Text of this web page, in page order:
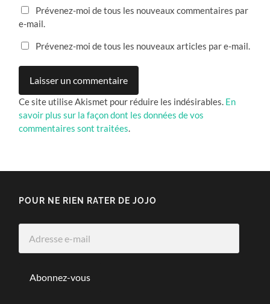
Prévenez-moi de tous les nouveaux commentaires par
e-mail.
Prévenez-moi de tous les nouveaux articles par e-mail.
Ce site utilise Akismet pour réduire les indésirables. En
savoir plus sur la façon dont les données de vos
commentaires sont traitées.
POUR NE RIEN RATER DE JOJO
Abonnez-vous